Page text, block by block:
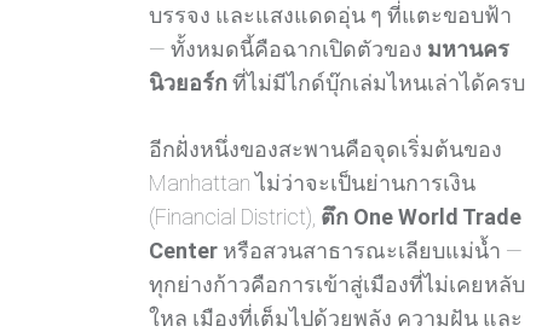
บรรจง และแสงแดดอุ่น ๆ ที่แตะขอบฟ้า
— ทั้งหมดนี้คือฉากเปิดตัวของ มหานคร
นิวยอร์กที่ไม่มีไกด์บุ๊กเล่มไหนเล่าได้ครบ
อีกฝั่งหนึ่งของสะพานคือจุดเริ่มต้นของ
Manhattan ไม่ว่าจะเป็นย่านการเงิน
(Financial District), ตึก One World Trade
Center หรือสวนสาธารณะเลียบแม่น้ำ —
ทุกย่างก้าวคือการเข้าสู่เมืองที่ไม่เคยหลับ
ใหล เมืองที่เต็มไปด้วยพลัง ความฝัน และ